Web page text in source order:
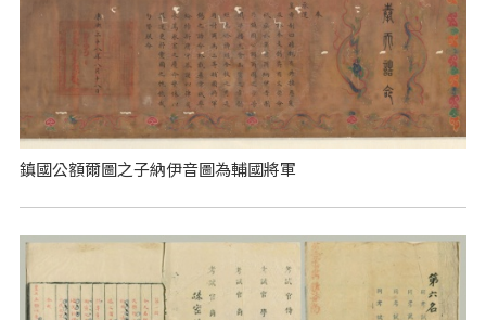
鎮國公額爾圖之子納伊音圖為輔國將軍